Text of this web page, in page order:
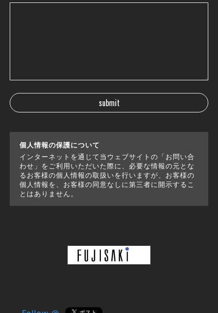
個人情報の保護について
インターネットを通じて当ウェブサイトの「お問い合
わせ」をご利用いただいた際に、必要な情報の元とな
るお客様の個人情報の取扱いを行いますが、お客様の
個人情報を、お客様の同意なしに第三者に開示するこ
とはありません。